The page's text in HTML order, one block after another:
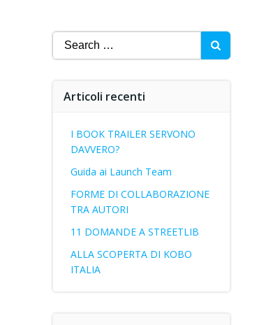
Search
Articoli recenti
I BOOK TRAILER SERVONO
DAVVERO?
Guida ai Launch Team
FORME DI COLLABORAZIONE
TRA AUTORI
11 DOMANDE A STREETLIB
ALLA SCOPERTA DI KOBO
ITALIA